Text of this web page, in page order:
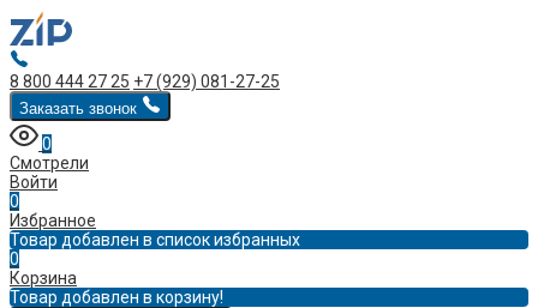
8 800 444 27 25 +7 (929) 081-27-25
Заказать звонок
0
Смотрели
Войти
0
Избранное
Товар добавлен в список избранных
0
Корзина
Товар добавлен в корзину!